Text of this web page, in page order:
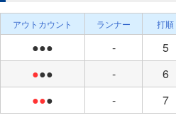
アウトカウント ランナー 打順
●●● - 5
●●● - 6
●●● - 7